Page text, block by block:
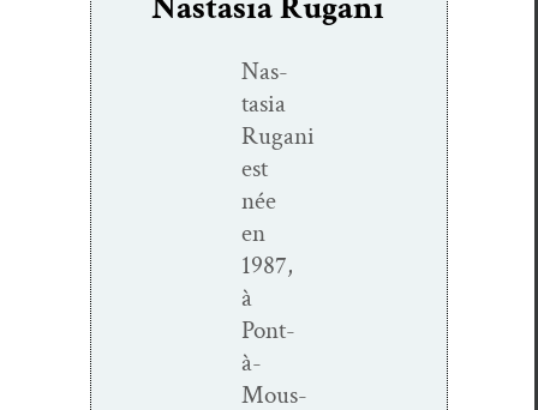
Nas­
ta­sia
Rugani
est
née
en
1987,
à
Pont-
à-
Mous­­